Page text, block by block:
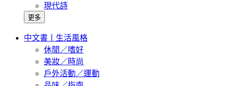
現代詩
更多
中文書丨生活風格
休閒／嗜好
美妝／時尚
戶外活動／運動